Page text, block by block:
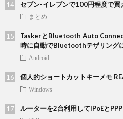
セブン-イレブンで100円程度で買
まとめ
TaskerとBluetooth Auto
時に自動でBluetoothテザリング
Android
個人的ショートカットキーメモ
Windows
ルーターを2台利用してIPoEと